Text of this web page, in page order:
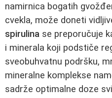
namirnica bogatih
cvekla, može doneti
spirulina se preporučuje
i minerala koji podstiče
sveobuhvatnu podršku,
mineralne komplekse
sadrže optimalne doze